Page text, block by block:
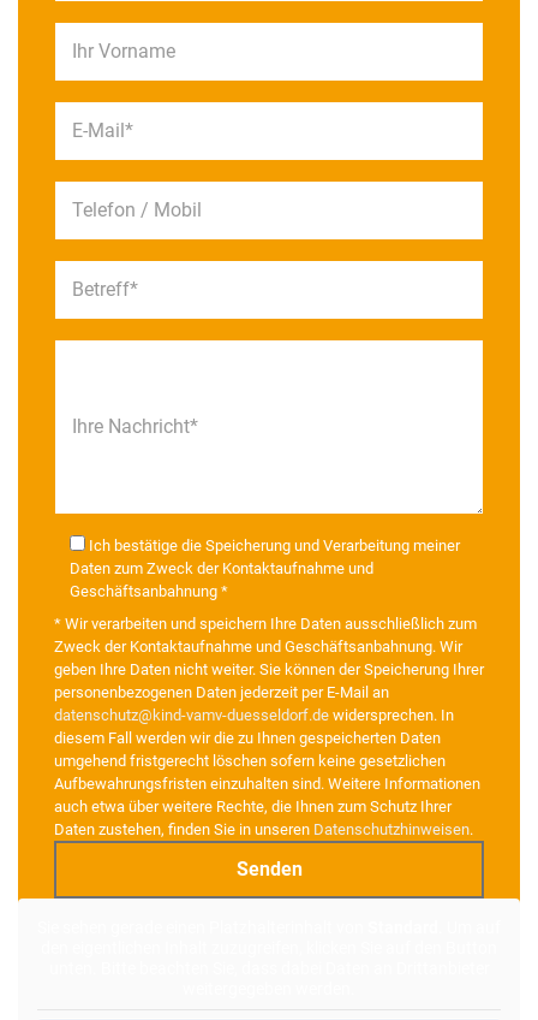
Ihr Vorname
E-Mail*
Telefon / Mobil
Betreff*
Ihre Nachricht*
Ich bestätige die Speicherung und Verarbeitung meiner
Daten zum Zweck der Kontaktaufnahme und
Geschäftsanbahnung *
* Wir verarbeiten und speichern Ihre Daten ausschließlich zum
Zweck der Kontaktaufnahme und Geschäftsanbahnung. Wir
geben Ihre Daten nicht weiter. Sie können der Speicherung Ihrer
personenbezogenen Daten jederzeit per E-Mail an
datenschutz@kind-vamv-duesseldorf.de widersprechen. In
diesem Fall werden wir die zu Ihnen gespeicherten Daten
umgehend fristgerecht löschen sofern keine gesetzlichen
Aufbewahrungsfristen einzuhalten sind. Weitere Informationen
auch etwa über weitere Rechte, die Ihnen zum Schutz Ihrer
Daten zustehen, finden Sie in unseren Datenschutzhinweisen.